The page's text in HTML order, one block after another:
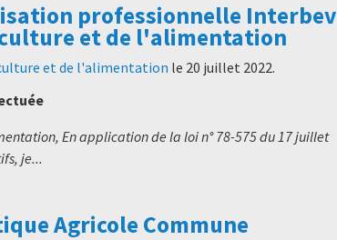
professionnelle Interbev
et de l'alimentation
et de l'alimentation le 20 juillet 2022.
En application de la loi n° 78-575 du 17 juillet
je...
Agricole Commune